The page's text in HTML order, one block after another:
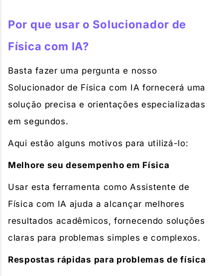
Por que usar o Solucionador de
Física com IA?
Basta fazer uma pergunta e nosso
Solucionador de Física com IA fornecerá uma
solução precisa e orientações especializadas
em segundos.
Aqui estão alguns motivos para utilizá-lo:
Melhore seu desempenho em Física
Usar esta ferramenta como Assistente de
Física com IA ajuda a alcançar melhores
resultados acadêmicos, fornecendo soluções
claras para problemas simples e complexos.
Respostas rápidas para problemas de física